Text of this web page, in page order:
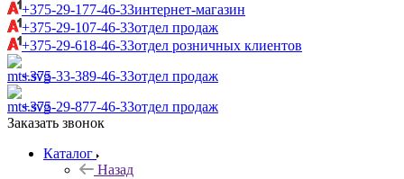
+375-29-177-46-33интернет-магазин
+375-29-107-46-33отдел продаж
+375-29-618-46-33отдел розничных клиентов
+375-33-389-46-33отдел продаж
+375-29-877-46-33отдел продаж
Заказать звонок
Каталог
Назад